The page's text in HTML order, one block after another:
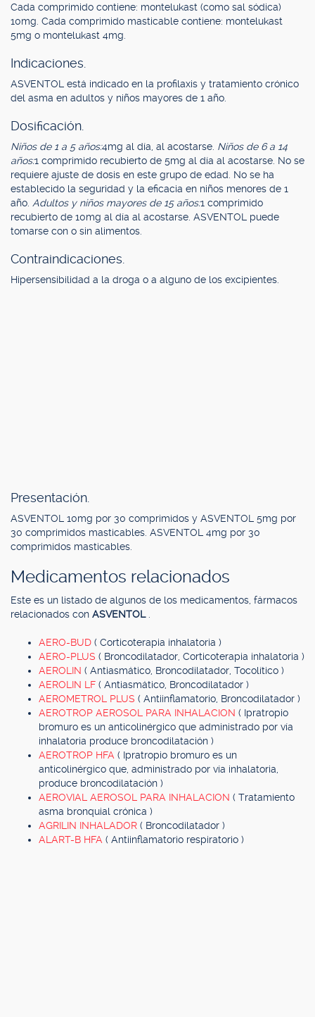
Cada comprimido contiene: montelukast (como sal sódica)
10mg. Cada comprimido masticable contiene: montelukast
5mg o montelukast 4mg.
Indicaciones.
ASVENTOL está indicado en la profilaxis y tratamiento crónico
del asma en adultos y niños mayores de 1 año.
Dosificación.
Niños de 1 a 5 años:4mg al día, al acostarse. Niños de 6 a 14
años:1 comprimido recubierto de 5mg al día al acostarse. No se
requiere ajuste de dosis en este grupo de edad. No se ha
establecido la seguridad y la eficacia en niños menores de 1
año. Adultos y niños mayores de 15 años:1 comprimido
recubierto de 10mg al día al acostarse. ASVENTOL puede
tomarse con o sin alimentos.
Contraindicaciones.
Hipersensibilidad a la droga o a alguno de los excipientes.
Presentación.
ASVENTOL 10mg por 30 comprimidos y ASVENTOL 5mg por
30 comprimidos masticables. ASVENTOL 4mg por 30
comprimidos masticables.
Medicamentos relacionados
Este es un listado de algunos de los medicamentos, fármacos
relacionados con ASVENTOL
AERO-BUD ( Corticoterapia inhalatoria )
AERO-PLUS ( Broncodilatador, Corticoterapia inhalatoria )
AEROLIN ( Antiasmático, Broncodilatador, Tocolítico )
AEROLIN LF ( Antiasmático, Broncodilatador )
AEROMETROL PLUS ( Antiinflamatorio, Broncodilatador )
AEROTROP AEROSOL PARA INHALACION ( Ipratropio
bromuro es un anticolinérgico que administrado por vía
inhalatoria produce broncodilatación )
AEROTROP HFA ( Ipratropio bromuro es un
anticolinérgico que, administrado por vía inhalatoria,
produce broncodilatación )
AEROVIAL AEROSOL PARA INHALACION ( Tratamiento
asma bronquial crónica )
AGRILIN INHALADOR ( Broncodilatador )
ALART-B HFA ( Antiinflamatorio respiratorio )